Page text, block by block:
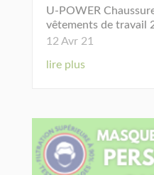
U-POWER
vêtements de travail
12 Avr 21
lire plus